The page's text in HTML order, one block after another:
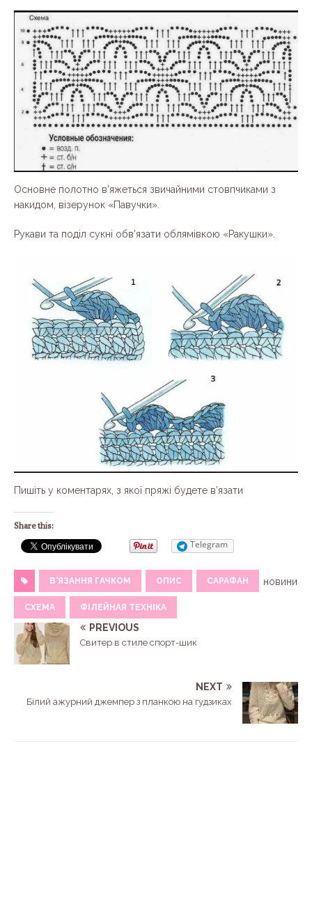
Основне полотно в’яжеться звичайними стовпчиками з
накидом, візерунок «Павучки».
Рукави та поділ сукні обв’язати облямівкою «Ракушки».
Пишіть у коментарях, з якої пряжі будете в’язати
Share this:
Telegram
В'ЯЗАННЯ ГАЧКОМ ОПИС САРАФАН
СХЕМА ФІЛЕЙНАЯ ТЕХНІКА
новини
PREVIOUS
Свитер в стиле спорт-шик
NEXT
Білий ажурний джемпер з планкою на гудзиках